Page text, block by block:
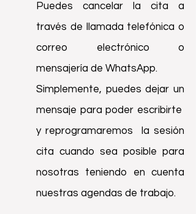
Puedes cancelar la cita a
través de llamada telefónica o
correo electrónico o
mensajería de WhatsApp.
Simplemente, puedes dejar un
mensaje para poder escribirte
y reprogramaremos la sesión
cita cuando sea posible para
nosotras teniendo en cuenta
nuestras agendas de trabajo.